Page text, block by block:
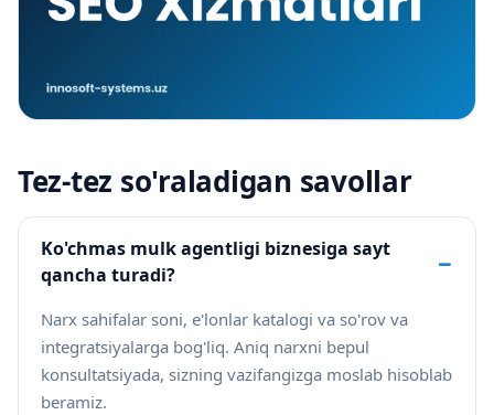
Tez-tez so'raladigan savollar
Ko'chmas mulk agentligi biznesiga sayt
qancha turadi?
−
Narx sahifalar soni, e'lonlar katalogi va so'rov va
integratsiyalarga bog'liq. Aniq narxni bepul
konsultatsiyada, sizning vazifangizga moslab hisoblab
beramiz.